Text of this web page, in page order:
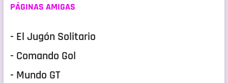
PÁGINAS AMIGAS
- El Jugón Solitario
- Comando Gol
- Mundo GT